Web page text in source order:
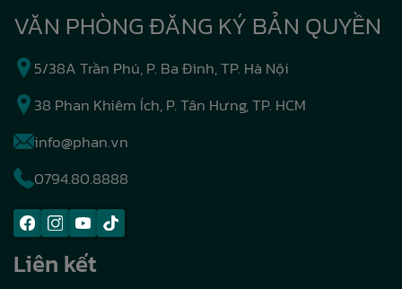
VĂN PHÒNG ĐĂNG KÝ BẢN QUYỀN
5/38A Trần Phú, P. Ba Đình, TP. Hà Nội
38 Phan Khiêm Ích, P. Tân Hưng, TP. HCM
info@phan.vn
0794.80.8888
Liên kết